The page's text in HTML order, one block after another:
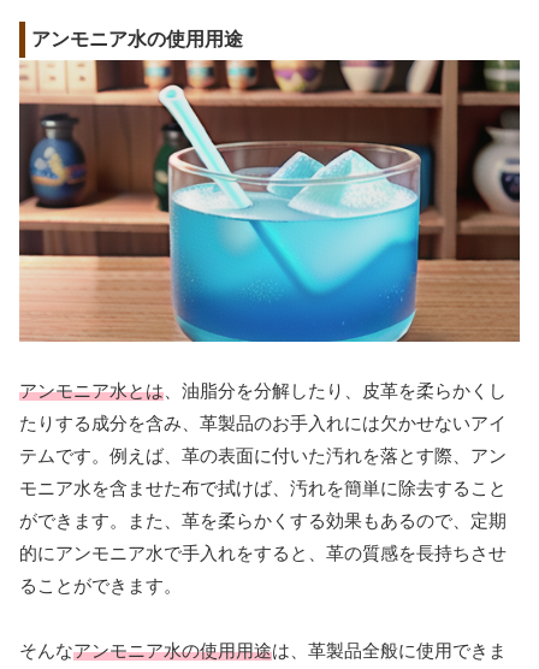
アンモニア水の使用用途
アンモニア水とは 、油脂分を分解したり、皮革を柔らかくし
たりする成分を含み、革製品のお手入れには欠かせないアイ
テムです。例えば、革の表面に付いた汚れを落とす際、アン
モニア水を含ませた布で拭けば、汚れを簡単に除去すること
ができます。また、革を柔らかくする効果もあるので、定期
的にアンモニア水で手入れをすると、革の質感を長持ちさせ
ることができます。
そんなアンモニア水の使用用途は、革製品全般に使用できま